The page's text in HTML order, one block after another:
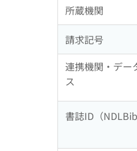
所蔵機関
請求記号
連携機関・デー
ス
書誌ID（